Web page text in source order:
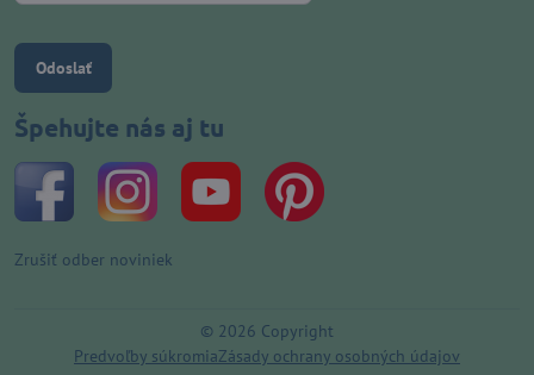
Odoslať
Špehujte nás aj tu
Zrušiť odber noviniek
© 2026 Copyright
Predvoľby súkromiaZásady ochrany osobných údajov